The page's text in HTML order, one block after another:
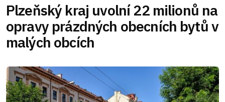
Plzeňský kraj uvolní 22 milionů na
opravy prázdných obecních bytů v
malých obcích